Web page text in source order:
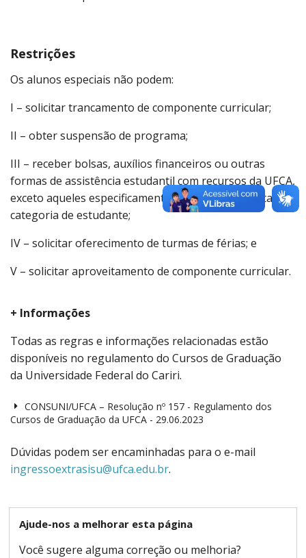
Restrições
Os alunos especiais não podem:
I – solicitar trancamento de componente curricular;
II – obter suspensão de programa;
III – receber bolsas, auxílios financeiros ou outras
formas de assistência estudantil com recursos da UFCA,
exceto aqueles especificamente previstos para esta
categoria de estudante;
IV – solicitar oferecimento de turmas de férias; e
V – solicitar aproveitamento de componente curricular.
+ Informações
Todas as regras e informações relacionadas estão
disponíveis no regulamento do Cursos de Graduação
da Universidade Federal do Cariri.
CONSUNI/UFCA – Resolução nº 157 - Regulamento dos
Cursos de Graduação da UFCA - 29.06.2023
Dúvidas podem ser encaminhadas para o e-mail
ingressoextrasisu@ufca.edu.br.
Ajude-nos a melhorar esta página
Você sugere alguma correção ou melhoria?